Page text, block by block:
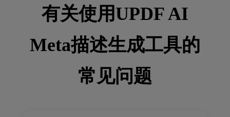
有关使用UPDF AI
Meta描述生成工具的
常见问题